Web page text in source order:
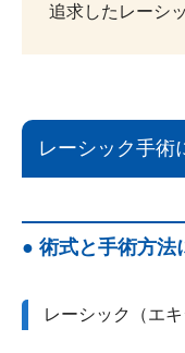
追求したレーシ
レーシック手術
● 術式と手術方法
レーシック（エ